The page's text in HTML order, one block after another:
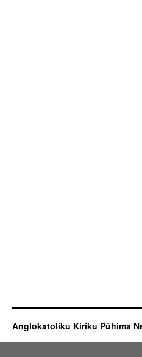
Anglokatoliku Kiriku Pühima